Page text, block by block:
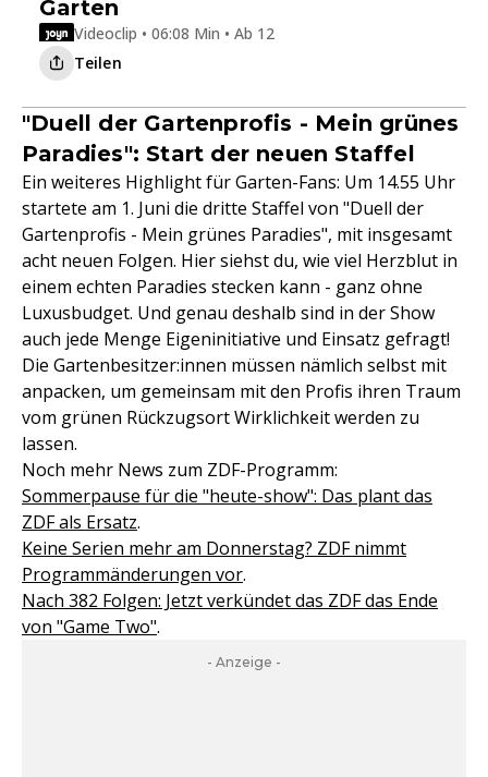
Garten
Videoclip • 06:08 Min • Ab 12
Teilen
"Duell der Gartenprofis - Mein grünes
Paradies": Start der neuen Staffel
Ein weiteres Highlight für Garten-Fans: Um 14.55 Uhr
startete am 1. Juni die dritte Staffel von "Duell der
Gartenprofis - Mein grünes Paradies", mit insgesamt
acht neuen Folgen. Hier siehst du, wie viel Herzblut in
einem echten Paradies stecken kann - ganz ohne
Luxusbudget. Und genau deshalb sind in der Show
auch jede Menge Eigeninitiative und Einsatz gefragt!
Die Gartenbesitzer:innen müssen nämlich selbst mit
anpacken, um gemeinsam mit den Profis ihren Traum
vom grünen Rückzugsort Wirklichkeit werden zu
lassen.
Noch mehr News zum ZDF-Programm:
Sommerpause für die "heute-show": Das plant das
ZDF als Ersatz.
Keine Serien mehr am Donnerstag? ZDF nimmt
Programmänderungen vor.
Nach 382 Folgen: Jetzt verkündet das ZDF das Ende
von "Game Two".
- Anzeige -